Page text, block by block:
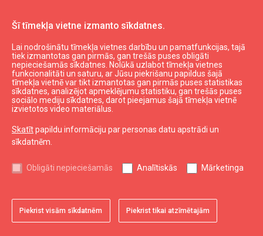
Šī tīmekļa vietne izmanto sīkdatnes.
Lai nodrošinātu tīmekļa vietnes darbību un pamatfunkcijas, tajā
tiek izmantotas gan pirmās, gan trešās puses obligāti
nepieciešamās sīkdatnes. Nolūkā uzlabot tīmekļa vietnes
funkcionalitāti un saturu, ar Jūsu piekrišanu papildus šajā
tīmekļa vietnē var tikt izmantotas gan pirmās puses statistikas
sīkdatnes, analizējot apmeklējumu statistiku, gan trešās puses
sociālo mediju sīkdatnes, darot pieejamus šajā tīmekļa vietnē
izvietotos video materiālus.
Skatītpapildu informāciju par personas datu apstrādi un
sīkdatnēm.
Obligāti nepieciešamās Analītiskās Mārketinga
Piekrist visām sīkdatnēm Piekrist tikai atzīmētajām
Ēst un izklaidēties Kur paēst
Suši bārs "Sushi Boom"